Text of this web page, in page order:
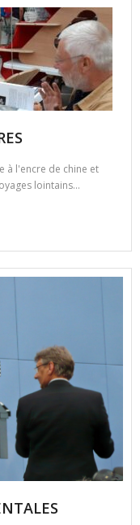
à l'encre de chine et
lointains...